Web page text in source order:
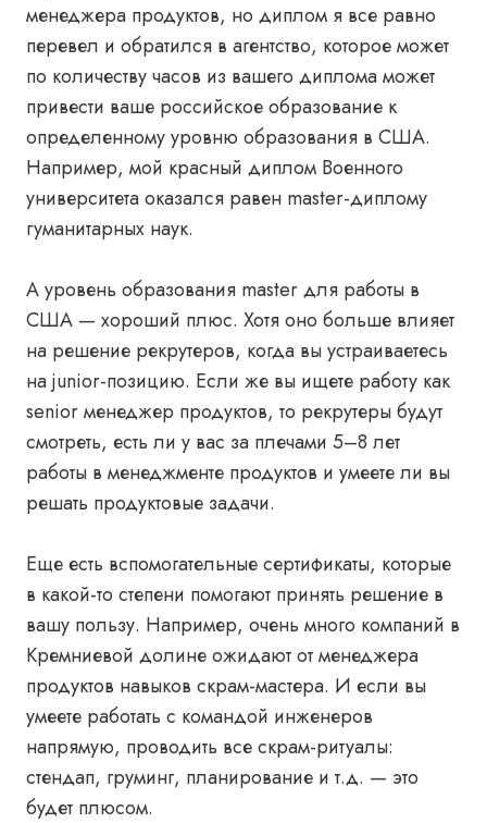
менеджера продуктов, но диплом я все равно
перевел и обратился в агентство, которое может
по количеству часов из вашего диплома может
привести ваше российское образование к
определенному уровню образования в США.
Например, мой красный диплом Военного
университета оказался равен master-диплому
гуманитарных наук.
А уровень образования master для работы в
США — хороший плюс. Хотя оно больше влияет
на решение рекрутеров, когда вы устраиваетесь
на junior-позицию. Если же вы ищете работу как
senior менеджер продуктов, то рекрутеры будут
смотреть, есть ли у вас за плечами 5–8 лет
работы в менеджменте продуктов и умеете ли вы
решать продуктовые задачи.
Еще есть вспомогательные сертификаты, которые
в какой-то степени помогают принять решение в
вашу пользу. Например, очень много компаний в
Кремниевой долине ожидают от менеджера
продуктов навыков скрам-мастера. И если вы
умеете работать с командой инженеров
напрямую, проводить все скрам-ритуалы:
стендап, груминг, планирование и т.д. — это
будет плюсом.